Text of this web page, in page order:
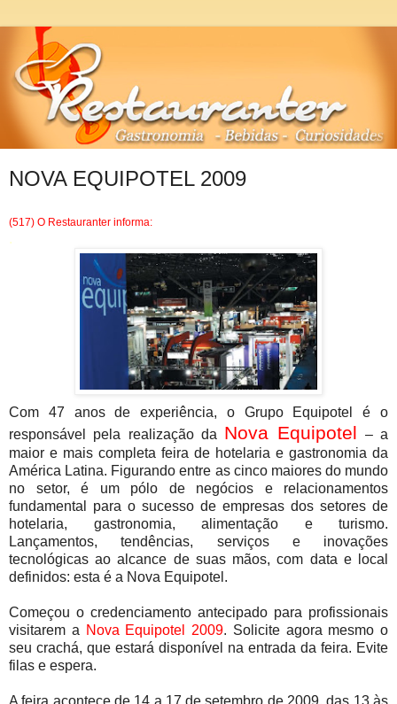
NOVA EQUIPOTEL 2009
(517) O Restauranter informa:
.
Com 47 anos de experiência, o Grupo Equipotel é o
responsável pela realização da Nova Equipotel – a
maior e mais completa feira de hotelaria e gastronomia da
América Latina. Figurando entre as cinco maiores do mundo
no setor, é um pólo de negócios e relacionamentos
fundamental para o sucesso de empresas dos setores de
hotelaria, gastronomia, alimentação e turismo.
Lançamentos, tendências, serviços e inovações
tecnológicas ao alcance de suas mãos, com data e local
definidos: esta é a Nova Equipotel.
Começou o credenciamento antecipado para profissionais
visitarem a Nova Equipotel 2009. Solicite agora mesmo o
seu crachá, que estará disponível na entrada da feira. Evite
filas e espera.
A feira acontece de 14 a 17 de setembro de 2009, das 13 às